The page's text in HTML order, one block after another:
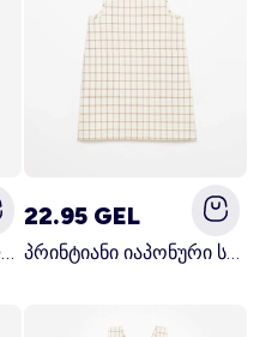
პრინტიანი სამზარეულოს წინსაფარი წითელი
22.95 GEL
პრინტიანი იაპონური სამზარეულოს წინსაფარი ლურჯი